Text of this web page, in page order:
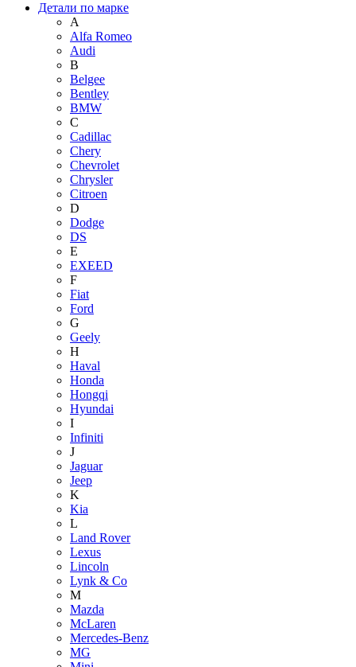
Детали по марке
A
Alfa Romeo
Audi
B
Belgee
Bentley
BMW
C
Cadillac
Chery
Chevrolet
Chrysler
Citroen
D
Dodge
DS
E
EXEED
F
Fiat
Ford
G
Geely
H
Haval
Honda
Hongqi
Hyundai
I
Infiniti
J
Jaguar
Jeep
K
Kia
L
Land Rover
Lexus
Lincoln
Lynk & Co
M
Mazda
McLaren
Mercedes-Benz
MG